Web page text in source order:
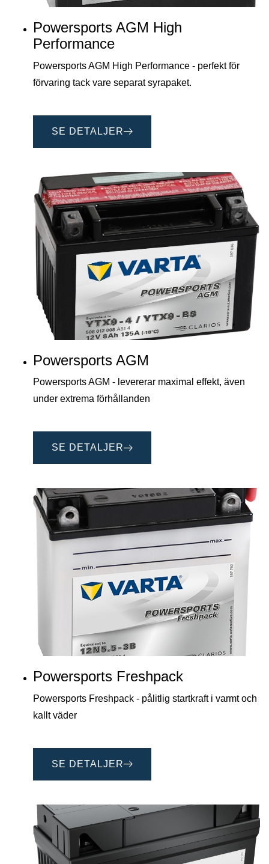
Powersports AGM High
Performance
Powersports AGM High Performance - perfekt för
förvaring tack vare separat syrapaket.
SE DETALJER
Powersports AGM
Powersports AGM - levererar maximal effekt, även
under extrema förhållanden
SE DETALJER
Powersports Freshpack
Powersports Freshpack - pålitlig startkraft i varmt och
kallt väder
SE DETALJER